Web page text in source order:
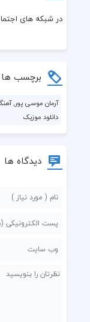
در شبکه های
برچسب ها
آرمان موسی پور,
دانلود موزیک
دیدگاه ها